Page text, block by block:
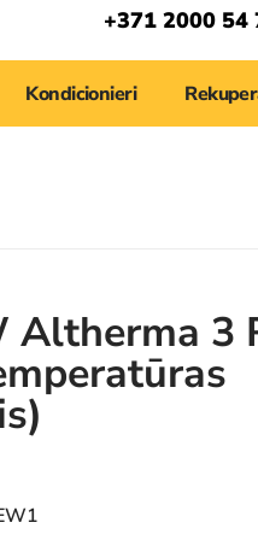
+371 2000 54
Kondicionieri
Altherma 3